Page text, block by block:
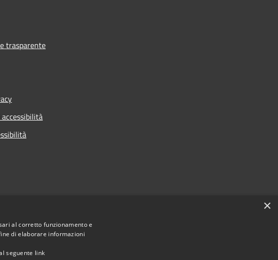
trasparente
×
al corretto funzionamento e
di elaborare informazioni
seguente link